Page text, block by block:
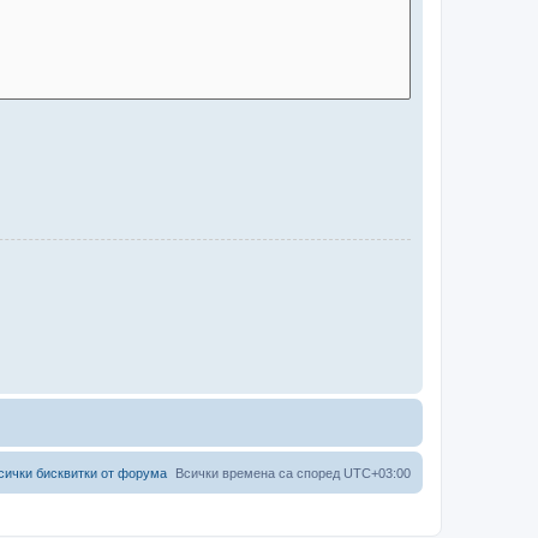
Всички времена са според UTC+03:00
бисквитки от форума